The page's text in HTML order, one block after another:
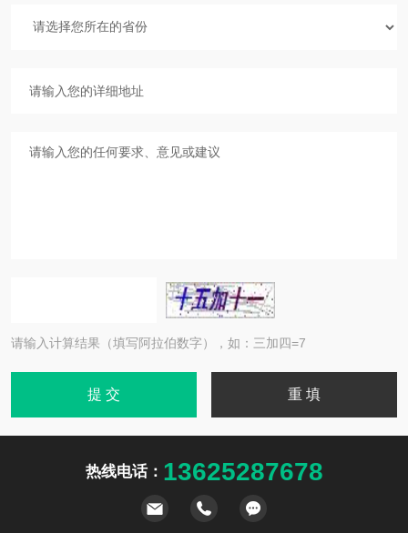
请输入计算结果（填写阿拉伯数字），如：三加四=7
热线电话： 13625287678